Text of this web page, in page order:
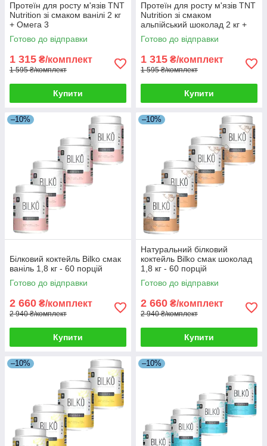
Протеїн для росту м'язів TNT
Nutrition зі смаком ванілі 2 кг
+ Омега 3
Готово до відправки
1 315 ₴/комплект
1 595 ₴/комплект
Купити
Протеїн для росту м'язів TNT
Nutrition зі смаком
альпійський шоколад 2 кг +
Омега 3
Готово до відправки
1 315 ₴/комплект
1 595 ₴/комплект
Купити
–10%
Білковий коктейль Bilko смак
ваніль 1,8 кг - 60 порцій
Готово до відправки
2 660 ₴/комплект
2 940 ₴/комплект
Купити
–10%
Натуральний білковий
коктейль Bilko смак шоколад
1,8 кг - 60 порцій
Готово до відправки
2 660 ₴/комплект
2 940 ₴/комплект
Купити
–10% –10%